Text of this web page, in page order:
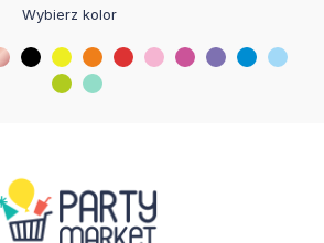
Wybierz kolor